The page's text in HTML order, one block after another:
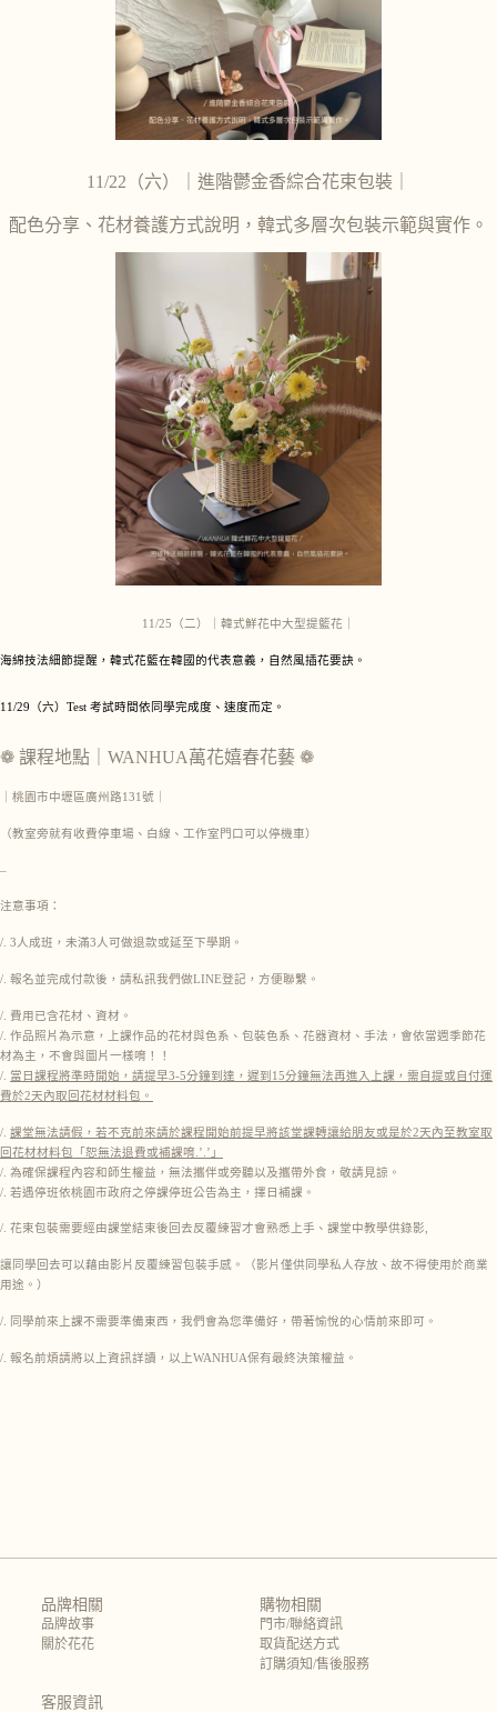
11/22（六）｜進階鬱金香綜合花束包裝｜
配色分享、花材養護方式說明，韓式多層次包裝示範與實作。
11/25（二）｜韓式鮮花中大型提籃花｜
海綿技法細節提醒，韓式花籃在韓國的代表意義，自然風插花要訣。
11/29（六）Test 考試時間依同學完成度、速度而定。
❁ 課程地點｜WANHUA萬花嬉春花藝 ❁
｜桃園市中壢區廣州路131號｜
（教室旁就有收費停車場、白線、工作室門口可以停機車）
–
注意事項：
/. 3人成班，未滿3人可做退款或延至下學期。
/. 報名並完成付款後，請私訊我們做LINE登記，方便聯繫。
/. 費用已含花材、資材。
/. 作品照片為示意，上課作品的花材與色系、包裝色系、花器資材、手法，會依當週季節花
材為主，不會與圖片一樣唷！！
/. 當日課程將準時開始，請提早3-5分鐘到達，遲到15分鐘無法再進入上課，需自提或自付運
費於2天內取回花材材料包。
/. 課堂無法請假，若不克前來請於課程開始前提早將該堂課轉讓給朋友或是於2天內至教室取
回花材材料包「恕無法退費或補課唷.’.’」
/. 為確保課程內容和師生權益，無法攜伴或旁聽以及攜帶外食，敬請見諒。
/. 若遇停班依桃園市政府之停課停班公告為主，擇日補課。
/. 花束包裝需要經由課堂結束後回去反覆練習才會熟悉上手、課堂中教學供錄影,
讓同學回去可以藉由影片反覆練習包裝手感。（影片僅供同學私人存放、故不得使用於商業
用途。）
/. 同學前來上課不需要準備東西，我們會為您準備好，帶著愉悅的心情前來即可。
/. 報名前煩請將以上資訊詳讀，以上WANHUA保有最終決策權益。
品牌相關
品牌故事
關於花花
購物相關
門市/聯絡資訊
取貨配送方式
訂購須知/售後服務
客服資訊